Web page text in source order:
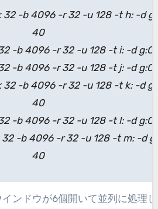
-b 4096 -r 32 -u 128 -t h: -d
40
-b 4096 -r 32 -u 128 -t i: -d
-b 4096 -r 32 -u 128 -t j: -d
-b 4096 -r 32 -u 128 -t k: -d
40
-b 4096 -r 32 -u 128 -t l: -d
-b 4096 -r 32 -u 128 -t m: -d
40
ンドウが6個開いて並列に処理